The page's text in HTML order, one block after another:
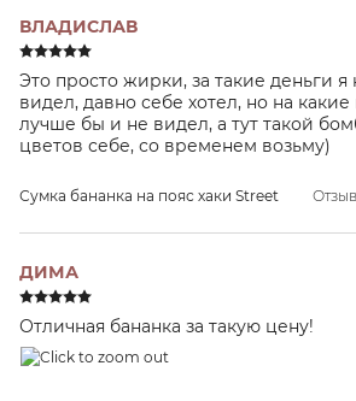
ВЛАДИСЛАВ
Это просто жирки, за такие деньги я
видел, давно себе хотел, но на
лучше бы и не видел, а тут такой
цветов себе, со временем возьму)
Сумка бананка на пояс хаки Street
ДИМА
Отличная бананка за такую цену!